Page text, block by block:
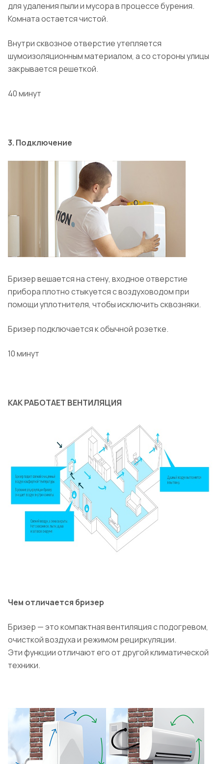
для удаления пыли и мусора в процессе бурения.
Комната остается чистой.
Внутри сквозное отверстие утепляется
шумоизоляционным материалом, а со стороны улицы
закрывается решеткой.
40 минут
3. Подключение
Бризер вешается на стену, входное отверстие
прибора плотно стыкуется с воздуховодом при
помощи уплотнителя, чтобы исключить сквозняки.
Бризер подключается к обычной розетке.
10 минут
КАК РАБОТАЕТ ВЕНТИЛЯЦИЯ
Чем отличается бризер
Бризер — это компактная вентиляция с подогревом,
очисткой воздуха и режимом рециркуляции.
Эти функции отличают его от другой климатической
техники.